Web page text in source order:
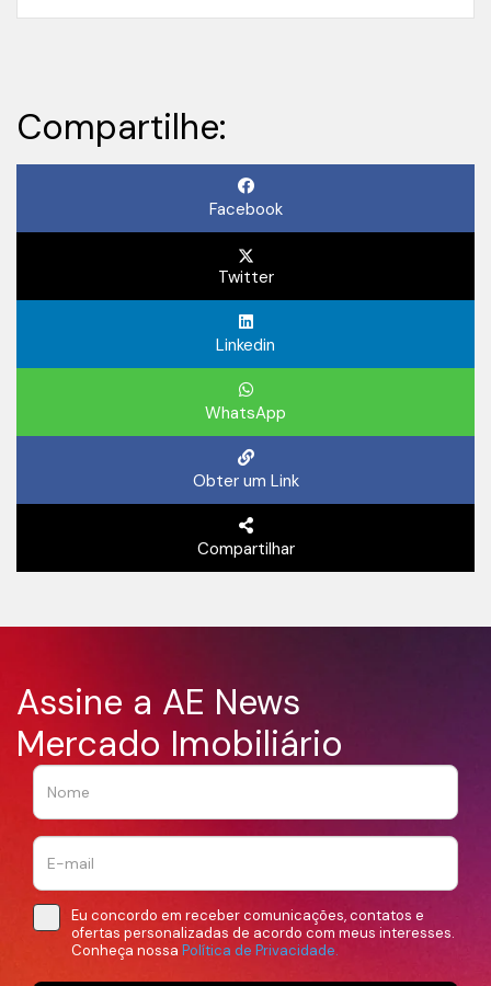
Compartilhe:
Facebook
Twitter
Linkedin
WhatsApp
Obter um Link
Compartilhar
Assine a AE News
Mercado Imobiliário
Eu concordo em receber comunicações, contatos e
ofertas personalizadas de acordo com meus interesses.
Conheça nossa Política de Privacidade.